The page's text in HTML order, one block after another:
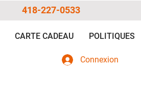
418-227-0533
CARTE CADEAU POLITIQUES
Connexion